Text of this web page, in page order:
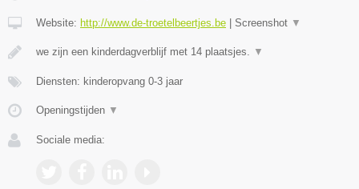
Website: http://www.de-troetelbeertjes.be Screenshot ▼
we zijn een kinderdagverblijf met 14 plaatsjes. ▼
Diensten: kinderopvang 0-3 jaar
Openingstijden ▼
Sociale media: